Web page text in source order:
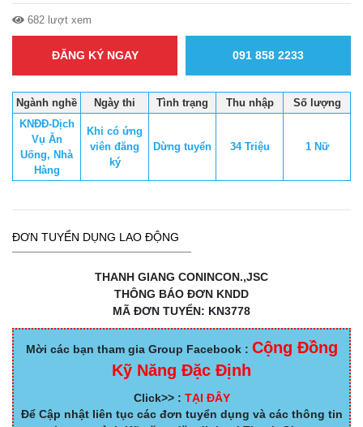
682 lượt xem
ĐĂNG KÝ NGAY 091 858 2233
Ngành nghề Ngày thi Tình trạng Thu nhập
Số lượng
KNĐĐ-Dịch
Vụ Ăn
Uống, Nhà
Hàng
Khi có ứng
viên đăng
ký
Dừng tuyển 34 Triệu 1 Nữ
ĐƠN TUYỂN DỤNG LAO ĐỘNG
THANH GIANG CONINCON.,JSC
THÔNG BÁO ĐƠN KNDD
MÃ ĐƠN TUYỂN: KN3778
Mời các bạn tham gia Group Facebook : Cộng Đồng
Kỹ Năng Đặc Định
Click>> : TẠI ĐÂY
Để Cập nhật liên tục các đơn tuyển dụng và các thông tin